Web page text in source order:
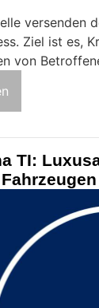
versenden
Ziel ist es,
von
TI: